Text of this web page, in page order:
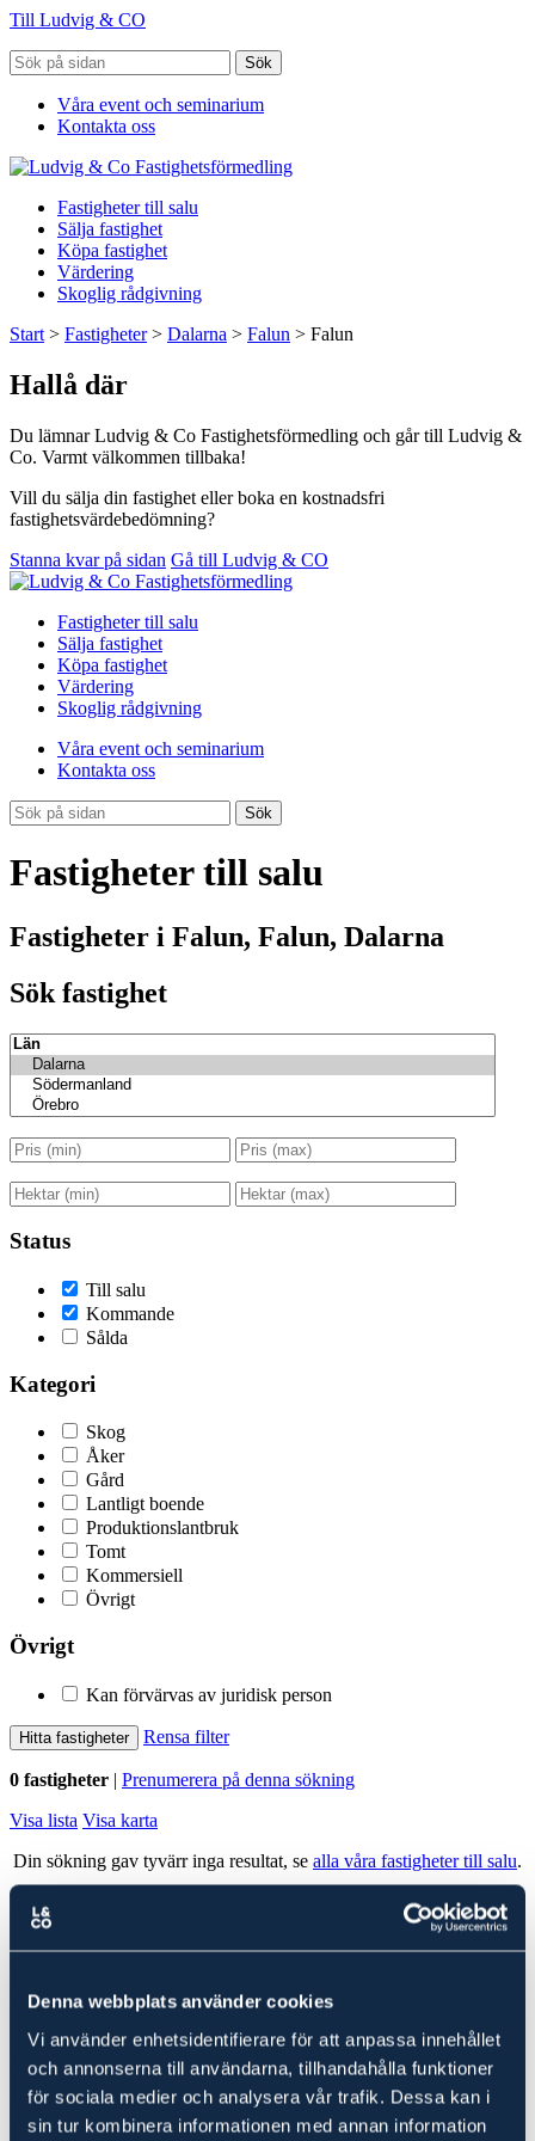
Denna webbplats använder cookies
Vi använder enhetsidentifierare för att anpassa innehållet
och annonserna till användarna, tillhandahålla funktioner
för sociala medier och analysera vår trafik. Dessa kan i
sin tur kombinera informationen med annan information
Till Ludvig & CO
Sök
Våra event och seminarium
Kontakta oss
Fastigheter till salu
Sälja fastighet
Köpa fastighet
Värdering
Skoglig rådgivning
Start > Fastigheter> Dalarna > Falun > Falun
Hallå där
Du lämnar Ludvig & Co Fastighetsförmedling och går till Ludvig &
Co. Varmt välkommen tillbaka!
Vill du sälja din fastighet eller boka en kostnadsfri
fastighetsvärdebedömning?
Stanna kvar på sidan Gå till Ludvig & CO
Fastigheter till salu
Sälja fastighet
Köpa fastighet
Värdering
Skoglig rådgivning
Våra event och seminarium
Kontakta oss
Sök
Fastigheter till salu
Fastigheter i Falun, Falun, Dalarna
Sök fastighet
Status
Till salu
Kommande
Sålda
Kategori
Skog
Åker
Gård
Lantligt boende
Produktionslantbruk
Tomt
Kommersiell
Övrigt
Övrigt
Kan förvärvas av juridisk person
Hitta fastigheter Rensa filter
0 fastigheter | Prenumerera på denna sökning
Visa lista Visa karta
Din sökning gav tyvärr inga resultat, se alla våra fastigheter till salu.
Ludvig & Co Fastighetsförmedling
Ludvig & Co Fastighetsförmedling är landets största förmedlare av
kunder att köpa en fastighet genom att ge rådgivning till spekulanter
i form av köp- och investeringskalkyler samt värdering.
Fastigheter till salu i Falun